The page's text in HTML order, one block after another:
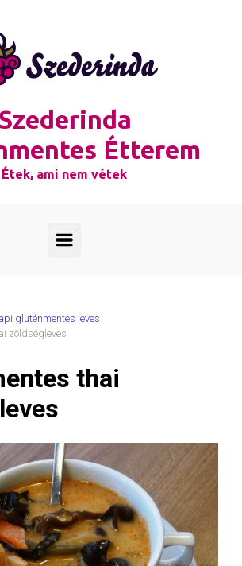
Szederinda
Étterem
Étek, ami nem vétek
gluténmentes leves
zöldségleves
thai